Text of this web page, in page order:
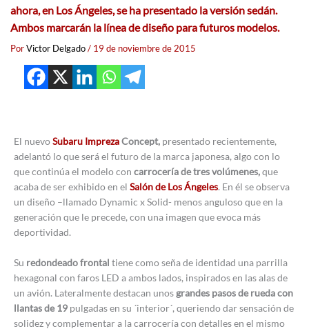
ahora, en Los Ángeles, se ha presentado la versión sedán.
Ambos marcarán la línea de diseño para futuros modelos.
PorVictor Delgado/ 19 de noviembre de 2015
El nuevoSubaru ImprezaConcept, presentado recientemente,
adelantó lo que será el futuro de la marca japonesa, algo con lo
que continúa el modelo con carrocería de tres volúmenes,que
acaba de ser exhibido en el Salón de Los Ángeles. En él se observa
un diseño –llamado Dynamic x Solid- menos anguloso que en la
generación que le precede, con una imagen que evoca más
deportividad.
Su redondeado frontal tiene como seña de identidad una parrilla
hexagonal con faros LED a ambos lados, inspirados en las alas de
un avión. Lateralmente destacan unosgrandes pasos de rueda con
llantas de 19 pulgadas en su ´interior´, queriendo dar sensación de
solidez y complementar a la carrocería con detalles en el mismo